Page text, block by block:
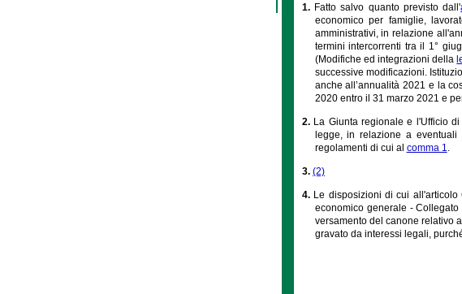
1. Fatto salvo quanto previsto dall'
economico per famiglie,
amministrativi, in relazione
termini intercorrenti tra il 1°
(Modifiche ed integrazioni della
successive modificazioni.
anche all’annualità 2021 e la
2020 entro il 31 marzo 2021 e
2. La Giunta regionale e l'Ufficio
legge, in relazione a
regolamenti di cui al comma 1.
3. (2)
4. Le disposizioni di cui
economico generale -
versamento del canone relativo
gravato da interessi legali,